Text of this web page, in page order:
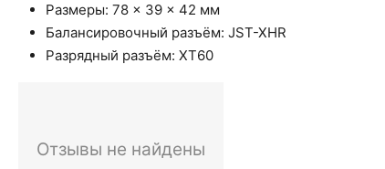
Размеры: 78 × 39 × 42 мм
Балансировочный разъём: JST-XHR
Разрядный разъём: XT60
Отзывы не найдены